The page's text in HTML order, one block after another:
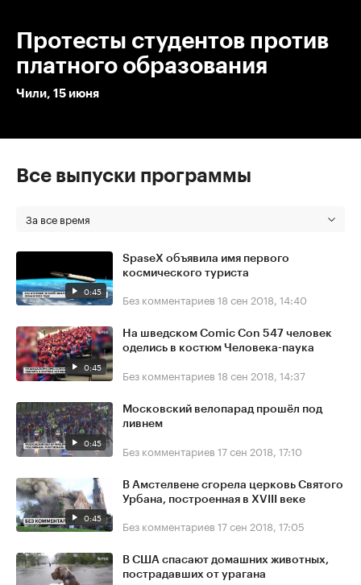
Протесты студентов против
платного образования
Чили, 15 июня
Все выпуски программы
За все время
0:45
SpaseX объявила имя первого
космического туриста
Без комментариев 18 сен 2018, 14:40
0:45
На шведском Comic Con 547 человек
оделись в костюм Человека-паука
Без комментариев 18 сен 2018, 14:37
0:45
Московский велопарад прошёл под
ливнем
Без комментариев 17 сен 2018, 17:10
0:45
В Амстелвене сгорела церковь Святого
Урбана, построенная в XVIII веке
Без комментариев 17 сен 2018, 17:05
В США спасают домашних животных,
пострадавших от урагана